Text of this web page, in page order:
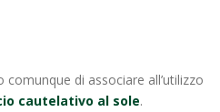
di associare all’utilizzo
cautelativo al sole.